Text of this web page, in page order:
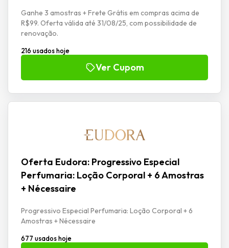
Ganhe 3 amostras + Frete Grátis em compras acima de
R$99. Oferta válida até 31/08/25, com possibilidade de
renovação.
216 usados hoje
Ver Cupom
Oferta Eudora: Progressivo Especial
Perfumaria: Loção Corporal + 6 Amostras
+ Nécessaire
Progressivo Especial Perfumaria: Loção Corporal + 6
Amostras + Nécessaire
677 usados hoje